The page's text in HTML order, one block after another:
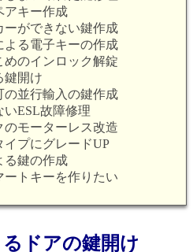
アキー作成
ーができない鍵作成
よる電子キーの作成
めのインロック解錠
鍵開け
の並行輸入の鍵作成
いESL故障修理
のモーターレス改造
イプにグレードUP
る鍵の作成
ートキーを作りたい
ドアの鍵開け